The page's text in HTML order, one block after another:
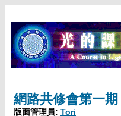
網路共修會第一
版面管理員: Tori